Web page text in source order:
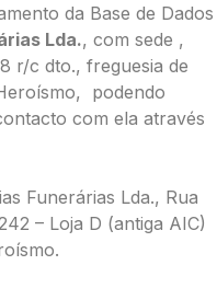
da Base de Dados
Lda., com sede ,
r/c dto., freguesia de
podendo
com ela através
Funerárias Lda., Rua
– Loja D (antiga AIC)